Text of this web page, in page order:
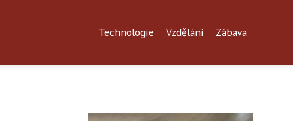
Technologie Vzdělání Zábava